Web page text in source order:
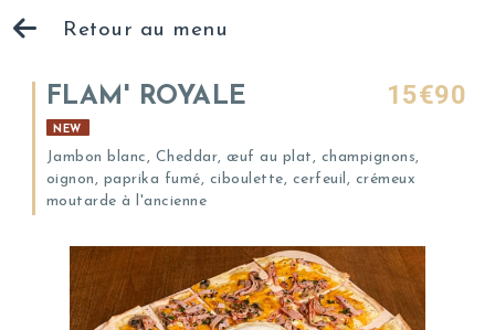
Retour au menu
FLAM' ROYALE 15€90
NEW
Jambon blanc, Cheddar, œuf au plat, champignons,
oignon, paprika fumé, ciboulette, cerfeuil, crémeux
moutarde à l'ancienne